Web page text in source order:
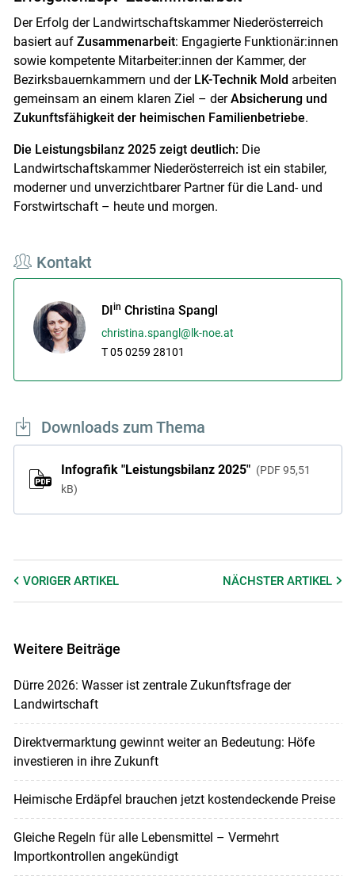
Der Erfolg der Landwirtschaftskammer Niederösterreich
basiert auf Zusammenarbeit: Engagierte Funktionär:innen
sowie kompetente Mitarbeiter:innen der Kammer, der
Bezirksbauernkammern und der LK-Technik Mold arbeiten
gemeinsam an einem klaren Ziel – derAbsicherung und
Zukunftsfähigkeit der heimischen Familienbetriebe.
Die Leistungsbilanz 2025 zeigt deutlich:Die
Landwirtschaftskammer Niederösterreich ist ein stabiler,
moderner und unverzichtbarer Partner für die Land- und
Forstwirtschaft – heute und morgen.
Kontakt
DIin Christina Spangl
christina.spangl@lk-noe.at
T 05 0259 28101
Downloads zum Thema
Infografik "Leistungsbilanz 2025" PDF 95,51
kB
VORIGER ARTIKEL NÄCHSTERARTIKEL
Weitere Beiträge
Dürre 2026: Wasser ist zentrale Zukunftsfrage der
Landwirtschaft
Direktvermarktung gewinnt weiter an Bedeutung: Höfe
investieren in ihre Zukunft
Heimische Erdäpfel brauchen jetzt kostendeckende Preise
Gleiche Regeln für alle Lebensmittel – Vermehrt
Importkontrollen angekündigt